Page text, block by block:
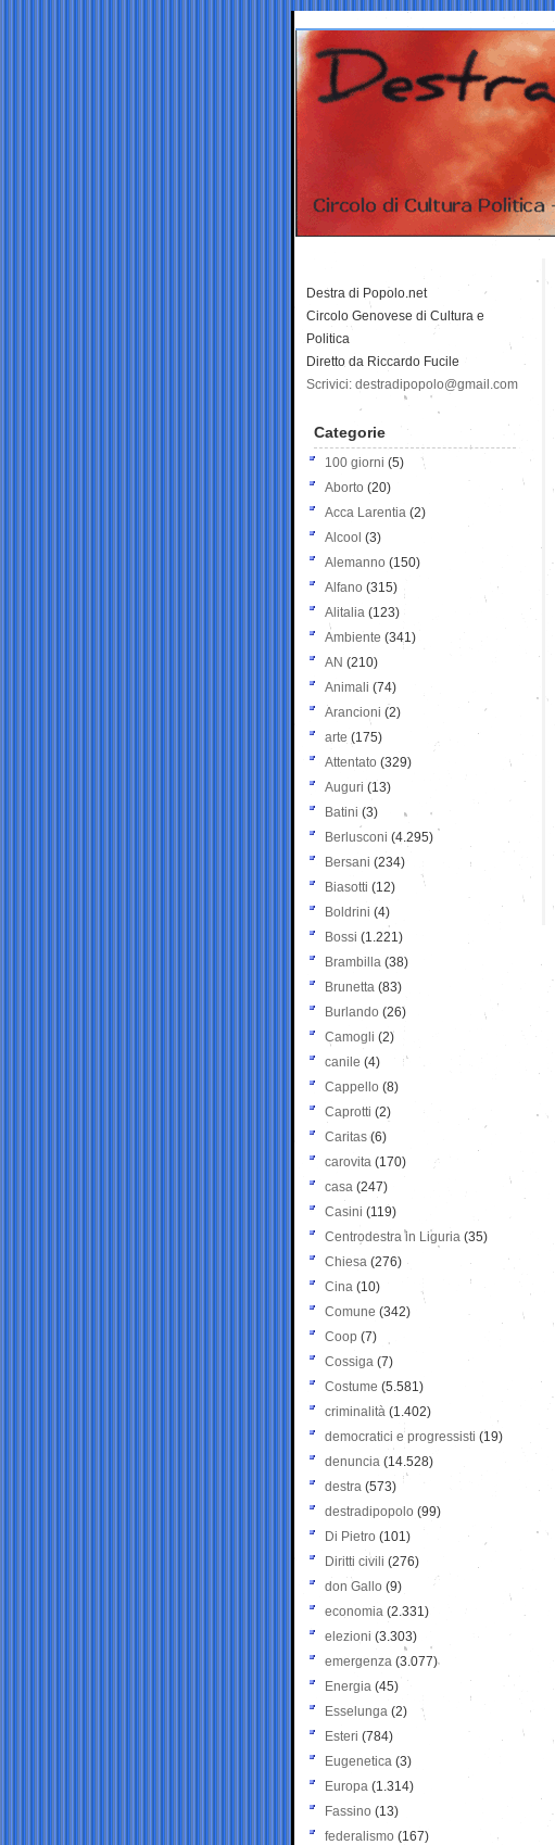
Destra di Popolo.net
Circolo Genovese di Cultura e
Politica
Diretto da Riccardo Fucile
Scrivici: destradipopolo@gmail.com
Categorie
100 giorni (5)
Aborto (20)
Acca Larentia (2)
Alcool (3)
Alemanno (150)
Alfano (315)
Alitalia (123)
Ambiente (341)
AN (210)
Animali (74)
Arancioni (2)
arte (175)
Attentato (329)
Auguri (13)
Batini (3)
Berlusconi (4.295)
Bersani (234)
Biasotti (12)
Boldrini (4)
Bossi (1.221)
Brambilla (38)
Brunetta (83)
Burlando (26)
Camogli (2)
canile (4)
Cappello (8)
Caprotti (2)
Caritas (6)
carovita (170)
casa (247)
Casini (119)
Centrodestra in Liguria (35)
Chiesa (276)
Cina (10)
Comune (342)
Coop (7)
Cossiga (7)
Costume (5.581)
criminalità (1.402)
democratici e progressisti (19)
denuncia (14.528)
destra (573)
destradipopolo (99)
Di Pietro (101)
Diritti civili (276)
don Gallo (9)
economia (2.331)
elezioni (3.303)
emergenza (3.077)
Energia (45)
Esselunga (2)
Esteri (784)
Eugenetica (3)
Europa (1.314)
Fassino (13)
federalismo (167)